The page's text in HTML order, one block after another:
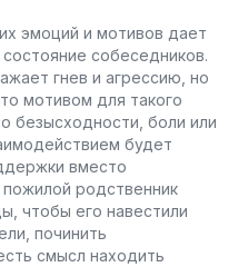
эмоций и мотивов дает
собеседников.
гнев и агрессию, но
мотивом для такого
безысходности, боли или
будет
вместо
родственник
чтобы его навестили
починить
смысл находить